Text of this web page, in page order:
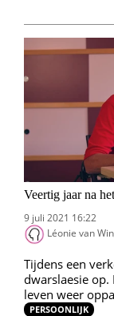
Veertig jaar na
9 juli 2021 16:22
Léonie van
Tijdens een
dwarslaesie op.
leven weer
PERSOONLIJK